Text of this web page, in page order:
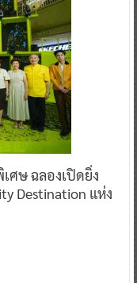
ศษ ฉลองเปิดยิ่ง
Destination แห่ง